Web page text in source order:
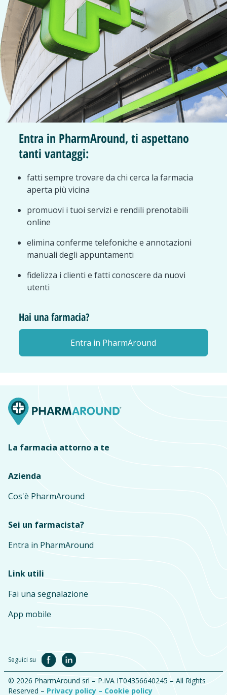
Entra in PharmAround, ti aspettano
tanti vantaggi:
fatti sempre trovare da chi cerca la farmacia
aperta più vicina
promuovi i tuoi servizi e rendili prenotabili
online
elimina conferme telefoniche e annotazioni
manuali degli appuntamenti
fidelizza i clienti e fatti conoscere da nuovi
utenti
Hai una farmacia?
Entra in PharmAround
La farmacia attorno a te
Azienda
Cos'è PharmAround
Sei un farmacista?
Entra in PharmAround
Link utili
Fai una segnalazione
App mobile
Seguici su
© 2026 PharmAround srl – P.IVA IT04356640245 – All Rights
Reserved – Privacy policy – Cookie policy